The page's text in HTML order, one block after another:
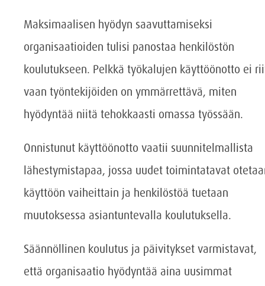
Maksimaalisen hyödyn saavuttamiseksi
organisaatioiden tulisi panostaa henkilöstön
koulutukseen. Pelkkä työkalujen käyttöönotto ei
vaan työntekijöiden on ymmärrettävä, miten
hyödyntää niitä tehokkaasti omassa työssään.
Onnistunut käyttöönotto vaatii suunnitelmallista
lähestymistapaa, jossa uudet toimintatavat
käyttöön vaiheittain ja henkilöstöä tuetaan
muutoksessa asiantuntevalla koulutuksella.
Säännöllinen koulutus ja päivitykset varmistavat,
että organisaatio hyödyntää aina uusimmat